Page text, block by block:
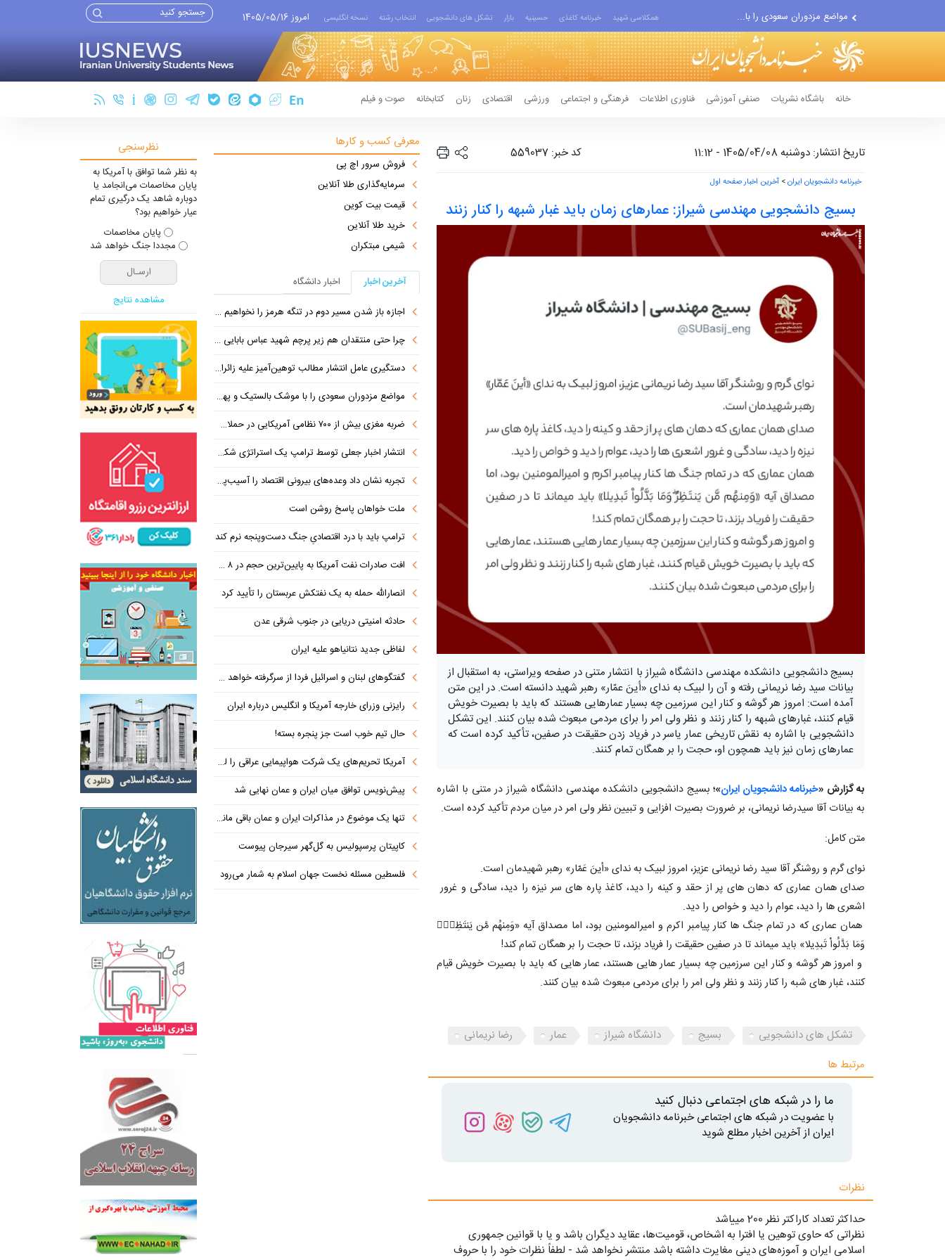
مواضع مزدوران سعودی را با...
ضربه مغزی بیش از ۷۰۰ نظامی...
همکلاسی شهید خبرنامه کاغذی حسینیه بازار تشکل های دانشجویی انتخاب رشته نسخه انگلیسی امروز 1405/05/16
خانه باشگاه نشریات صنفی آموزشی فناوری اطلاعات فرهنگی و اجتماعی ورزشی اقتصادی زنان کتابخانه صوت و فیلم
تاریخ انتشار: دوشنبه 1405/04/08 - 11:12 کد خبر: 559037
خبرنامه دانشجویان ایران> آخرین اخبار صفحه اول
بسیج دانشجویی مهندسی شیراز: عمارهای زمان باید غبار شبهه را کنار زنند
بسیج دانشجویی دانشکده مهندسی دانشگاه شیراز با انتشار متنی در صفحه ویراستی، به استقبال از
بیانات سید رضا نریمانی رفته و آن را لبیک به ندای «أینَ عمّار» رهبر شهید دانسته است. در این متن
آمده است: امروز هر گوشه و کنار این سرزمین چه بسیار عمارهایی هستند که باید با بصیرت خویش
قیام کنند، غبارهای شبهه را کنار زنند و نظر ولی امر را برای مردمی مبعوث شده بیان کنند. این تشکل
دانشجویی با اشاره به نقش تاریخی عمار یاسر در فریاد زدن حقیقت در صفین، تأکید کرده است که
عمارهای زمان نیز باید همچون او، حجت را بر همگان تمام کنند.
به گزارش «خبرنامه دانشجویان ایران»؛ بسیج دانشجویی دانشکده مهندسی دانشگاه شیراز در متنی با اشاره
به بیانات آقا سیدرضا نریمانی، بر ضرورت بصیرت افزایی و تبیین نظر ولی امر در میان مردم تأکید کرده است.
متن کامل:
نوای گرم و روشنگر آقا سید رضا نریمانی عزیز، امروز لبیک به ندای «أینَ عَمّار» رهبر شهیدمان است.
صدای همان عماری که دهان های پر از حقد و کینه را دید، کاغذ پاره های سر نیزه را دید، سادگی و غرور
اشعری ها را دید، عوام را دید و خواص را دید.
همان عماری که در تمام جنگ ها کنار پیامبر اکرم و امیرالمومنین بود، اما مصداق آیه «وَمِنهُم مَّن یَنتَظِرُۖ
وَمَا بَدَّلُواْ تَبدِیلا» باید میماند تا در صفین حقیقت را فریاد بزند، تا حجت را بر همگان تمام کند!
و امروز هر گوشه و کنار این سرزمین چه بسیار عمار هایی هستند، عمار هایی که باید با بصیرت خویش قیام
کنند، غبار های شبه را کنار زنند و نظر ولی امر را برای مردمی مبعوث شده بیان کنند.
تشکل های دانشجویی بسیج دانشگاه شیراز عمار
رضا نریمانی
مرتبط ها
ما را در شبکه های اجتماعی دنبال کنید
با عضویت در شبکه های اجتماعی خبرنامه دانشجویان
ایران از آخرین اخبار مطلع شوید
نظرات
حداکثر تعداد کاراکتر نظر 200 ميياشد
نظراتی که حاوی توهین یا افترا به اشخاص، قومیت‌ها، عقاید دیگران باشد و یا با قوانین جمهوری
اسلامی ایران و آموزه‌های دینی مغایرت داشته باشد منتشر نخواهد شد - لطفاً نظرات خود را با حروف
معرفی کسب و کارها
فروش سرور اچ پی
سرمایه‌گذاری طلا آنلاین
قیمت بیت کوین
خرید طلا آنلاین
شیمی مبتکران
آخرین اخبار
اخبار دانشگاه
اجازه باز شدن مسیر دوم در تنگه هرمز را نخواهیم داد
چرا حتی منتقدان هم زیر پرچم شهید عباس بابایی ایستادند؟
دستگیری عامل انتشار مطالب توهین‌آمیز علیه زائران اربعین در فضای مجازی
مواضع مزدوران سعودی را با موشک بالستیک و پهپاد در هم شکستیم
ضربه مغزی بیش از ۷۰۰ نظامی آمریکایی در حملات ایران
انتشار اخبار جعلی توسط ترامپ یک استراتژی شکست خورده است
تجربه نشان داد وعده‌های بیرونی اقتصاد را آسیب‌پذیرتر می‌کند
ملت خواهان پاسخ روشن است
ترامپ باید با درد اقتصادیِ جنگ دست‌و‌پنجه نرم کند
افت صادرات نفت آمریکا به پایین‌ترین حجم در ۸ ماه اخیر
انصارالله حمله به یک نفتکش عربستان را تأیید کرد
حادثه امنیتی دریایی در جنوب شرقی عدن
لفاظی جدید نتانیاهو علیه ایران
گفتگوهای لبنان و اسرائیل فردا از سرگرفته خواهد شد!
رایزنی وزرای خارجه آمریکا و انگلیس درباره ایران
حال تیم خوب است جز پنجره بسته!
آمریکا تحریم‌های یک شرکت هواپیمایی عراقی را لغو کرد
پیش‌نویس توافق میان ایران و عمان نهایی شد
تنها یک موضوع در مذاکرات ایران و عمان باقی مانده است
کاپیتان پرسپولیس به گل‌گهر سیرجان پیوست
فلسطین مسئله نخست جهان اسلام به شمار می‌رود
نظرسنجی
به نظر شما توافق با آمریکا به
پایان مخاصمات می‌انجامد یا
دوباره شاهد یک درگیری تمام
عیار خواهیم بود؟
پایان مخاصمات
مجددا جنگ خواهد شد
مشاهده نتایج